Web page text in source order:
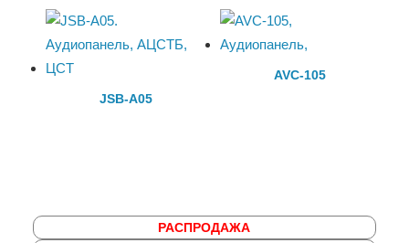
JSB-A05
AVC-105
РАСПРОДАЖА